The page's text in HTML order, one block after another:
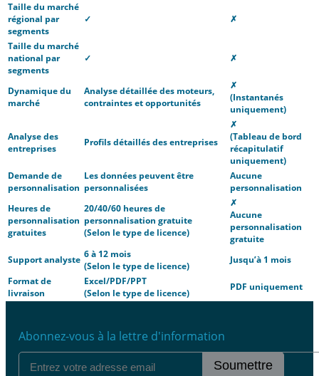
Taille du marché
régional par
segments
✓ ✗
Taille du marché
national par
segments
✓ ✗
Dynamique du
marché
Analyse détaillée des moteurs,
contraintes et opportunités
✗
(Instantanés
uniquement)
Analyse des
entreprises
Profils détaillés des entreprises
✗
(Tableau de bord
récapitulatif
uniquement)
Demande de
personnalisation
Les données peuvent être
personnalisées
Aucune
personnalisation
Heures de
personnalisation
gratuites
20/40/60 heures de
personnalisation gratuite
(Selon le type de licence)
✗
Aucune
personnalisation
gratuite
Support analyste 6 à 12 mois
(Selon le type de licence)
Jusqu’à 1 mois
Format de
livraison
Excel/PDF/PPT
(Selon le type de licence)
PDF uniquement
Abonnez-vous à la lettre d'information
Soumettre